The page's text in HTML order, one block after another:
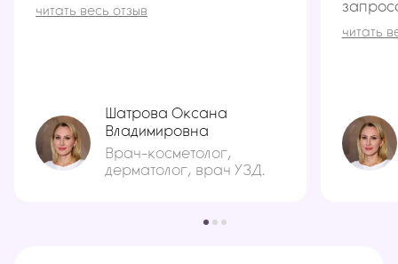
читать весь отзыв
Шатрова Оксана
Владимировна
Врач-косметолог,
дерматолог, врач УЗД.
читать